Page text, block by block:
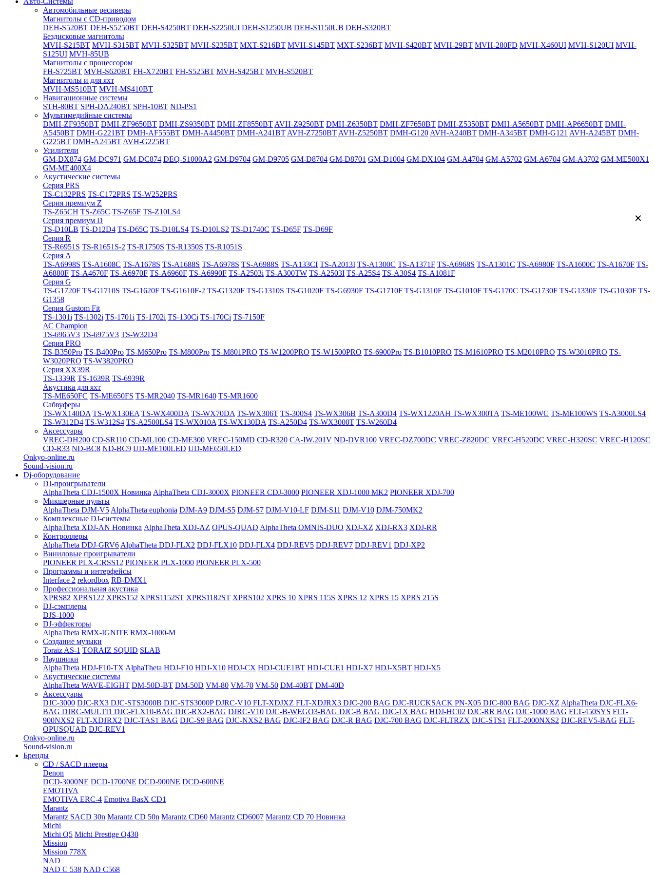
Автомобильные ресиверы
Магнитолы с CD-приводом
DEH-S520BT DEH-S5250BT DEH-S4250BT DEH-S2250UI DEH-S1250UB DEH-S1150UB DEH-S320BT
Бездисковые магнитолы
MVH-S215BT MVH-S315BT MVH-S325BT MVH-S235BT MXT-S216BT MVH-S145BT MXT-S236BT MVH-S420BT MVH-29BT MVH-280FD MVH-X460UI MVH-S120UI MVH-
S125UI MVH-85UB
Магнитолы с процессором
FH-S725BT MVH-S620BT FH-X720BT FH-S525BT MVH-S425BT MVH-S520BT
Магнитолы и для яхт
MVH-MS510BT MVH-MS410BT
Навигационные системы
STH-80BT SPH-DA240BT SPH-10BT ND-PS1
Мультимедийные системы
DMH-ZF9350BT DMH-ZF9650BT DMH-ZS9350BT DMH-ZF8550BT AVH-Z9250BT DMH-Z6350BT DMH-ZF7650BT DMH-Z5350BT DMH-A5650BT DMH-AP6650BT DMH-
A5450BT DMH-G221BT DMH-AF555BT DMH-A4450BT DMH-A241BT AVH-Z7250BT AVH-Z5250BT DMH-G120 AVH-A240BT DMH-A345BT DMH-G121 AVH-A245BT DMH-
G225BT DMH-A245BT AVH-G225BT
Усилители
GM-DX874 GM-DC971 GM-DC874 DEQ-S1000A2 GM-D9704 GM-D9705 GM-D8704 GM-D8701 GM-D1004 GM-DX104 GM-A4704 GM-A5702 GM-A6704 GM-A3702 GM-ME500X1
GM-ME400X4
Акустические системы
Cерия PRS
TS-C132PRS TS-C172PRS TS-W252PRS
Cерия премиум Z
TS-Z65CH TS-Z65C TS-Z65F TS-Z10LS4
Cерия премиум D
TS-D10LB TS-D12D4 TS-D65C TS-D10LS4 TS-D10LS2 TS-D1740C TS-D65F TS-D69F
Cерия R
TS-R6951S TS-R1651S-2 TS-R1750S TS-R1350S TS-R1051S
Cерия A
TS-A6998S TS-A1608C TS-A1678S TS-A1688S TS-A6978S TS-A6988S TS-A133CI TS-A2013I TS-A1300C TS-A1371F TS-A6968S TS-A1301C TS-A6980F TS-A1600C TS-A1670F TS-
A6880F TS-A4670F TS-A6970F TS-A6960F TS-A6990F TS-A2503i TS-A300TW TS-A2503I TS-A25S4 TS-A30S4 TS-A1081F
Cерия G
TS-G1720F TS-G1710S TS-G1620F TS-G1610F-2 TS-G1320F TS-G1310S TS-G1020F TS-G6930F TS-G1710F TS-G1310F TS-G1010F TS-G170C TS-G1730F TS-G1330F TS-G1030F TS-
G1358
Cерия Gustom Fit
TS-1301i TS-1302i TS-1701i TS-1702i TS-130Ci TS-170Ci TS-7150F
АС Champion
TS-6965V3 TS-6975V3 TS-W32D4
Cерия PRO
TS-B350Pro TS-B400Pro TS-M650Pro TS-M800Pro TS-M801PRO TS-W1200PRO TS-W1500PRO TS-6900Pro TS-B1010PRO TS-M1610PRO TS-M2010PRO TS-W3010PRO TS-
W3020PRO TS-W3820PRO
Cерия XX39R
TS-1339R TS-1639R TS-6939R
Акустика для яхт
TS-ME650FC TS-ME650FS TS-MR2040 TS-MR1640 TS-MR1600
Сабвуферы
TS-WX140DA TS-WX130EA TS-WX400DA TS-WX70DA TS-WX306T TS-300S4 TS-WX306B TS-A300D4 TS-WX1220AH TS-WX300TA TS-ME100WC TS-ME100WS TS-A3000LS4
TS-W312D4 TS-W312S4 TS-A2500LS4 TS-WX010A TS-WX130DA TS-A250D4 TS-WX3000T TS-W260D4
Аксессуары
VREC-DH200 CD-SR110 CD-ML100 CD-ME300 VREC-150MD CD-R320 CA-IW.201V ND-DVR100 VREC-DZ700DC VREC-Z820DC VREC-H520DC VREC-H320SC VREC-H120SC
CD-R33 ND-BC8 ND-BC9 UD-ME100LED UD-ME650LED
Onkyo-online.ru
Sound-vision.ru
Dj-оборудование
DJ-проигрыватели
AlphaTheta CDJ-1500X Новинка AlphaTheta CDJ-3000X PIONEER CDJ-3000 PIONEER XDJ-1000 MK2 PIONEER XDJ-700
Микшерные пульты
AlphaTheta DJM-V5 AlphaTheta euphonia DJM-A9 DJM-S5 DJM-S7 DJM-V10-LF DJM-S11 DJM-V10 DJM-750MK2
Комплексные DJ-системы
AlphaTheta XDJ-AN Новинка AlphaTheta XDJ-AZ OPUS-QUAD AlphaTheta OMNIS-DUO XDJ-XZ XDJ-RX3 XDJ-RR
Контроллеры
AlphaTheta DDJ-GRV6 AlphaTheta DDJ-FLX2 DDJ-FLX10 DDJ-FLX4 DDJ-REV5 DDJ-REV7 DDJ-REV1 DDJ-XP2
Виниловые проигрыватели
PIONEER PLX-CRSS12 PIONEER PLX-1000 PIONEER PLX-500
Программы и интерфейсы
Interface 2 rekordbox RB-DMX1
Профессиональная акустика
XPRS82 XPRS122 XPRS152 XPRS1152ST XPRS1182ST XPRS102 XPRS 10 XPRS 115S XPRS 12 XPRS 15 XPRS 215S
DJ-сэмплеры
DJS-1000
DJ-эффекторы
AlphaTheta RMX-IGNITE RMX-1000-M
Создание музыки
Toraiz AS-1 TORAIZ SQUID SLAB
Наушники
AlphaTheta HDJ-F10-TX AlphaTheta HDJ-F10 HDJ-X10 HDJ-CX HDJ-CUE1BT HDJ-CUE1 HDJ-X7 HDJ-X5BT HDJ-X5
Акустические системы
AlphaTheta WAVE-EIGHT DM-50D-BT DM-50D VM-80 VM-70 VM-50 DM-40BT DM-40D
Аксессуары
DJC-3000 DJC-RX3 DJC-STS3000B DJC-STS3000PDJRC-V10 FLT-XDJXZ FLT-XDJRX3 DJC-200 BAG DJC-RUCKSACK PN-X05 DJC-800 BAG DJC-XZ AlphaTheta DJC-FLX6-
BAG DJRC-MULTI1 DJC-FLX10-BAG DJC-RX2-BAG DJRC-V10 DJC-B-WEGO3-BAG DJC-B BAG DJC-1X BAG HDJ-HC02 DJC-RR BAG DJC-1000 BAG FLT-450SYS FLT-
900NXS2 FLT-XDJRX2 DJC-TAS1 BAG DJC-S9 BAG DJC-NXS2 BAG DJC-IF2 BAG DJC-R BAG DJC-700 BAG DJC-FLTRZX DJC-STS1 FLT-2000NXS2 DJC-REV5-BAG FLT-
OPUSQUAD DJC-REV1
Onkyo-online.ru
Sound-vision.ru
Бренды
CD / SACD плееры
Denon
DCD-3000NE DCD-1700NE DCD-900NE DCD-600NE
EMOTIVA
EMOTIVA ERC-4 Emotiva BasX CD1
Marantz
Marantz SACD 30n Marantz CD 50n Marantz CD60 Marantz CD6007 Marantz CD 70 Новинка
Michi
Michi Q5 Michi Prestige Q430
Mission
Mission 778X
NAD
NAD C 538 NAD C568
✕